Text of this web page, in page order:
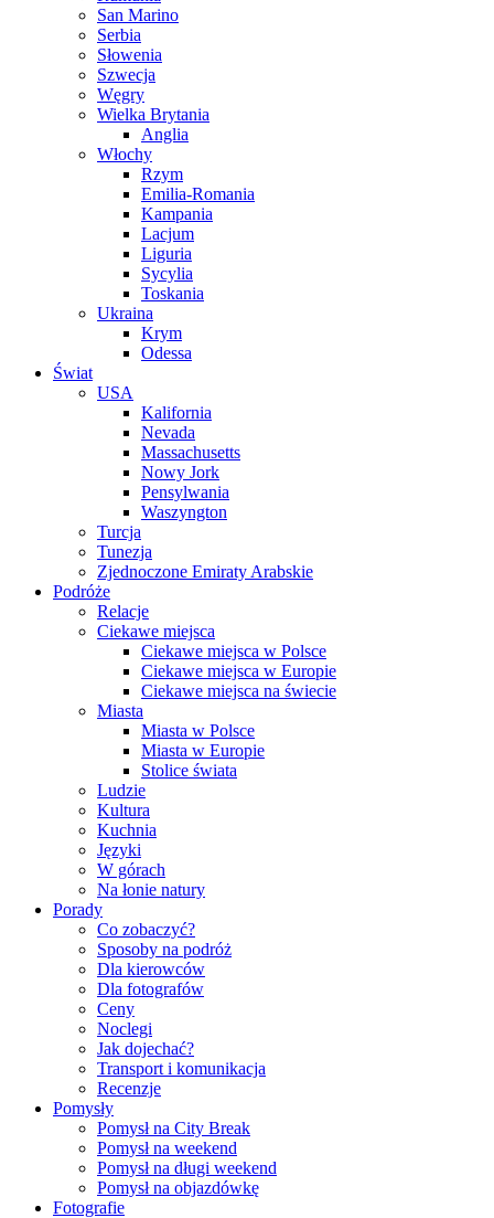
San Marino
Serbia
Słowenia
Szwecja
Węgry
Wielka Brytania
Anglia
Włochy
Rzym
Emilia-Romania
Kampania
Lacjum
Liguria
Sycylia
Toskania
Ukraina
Krym
Odessa
Świat
USA
Kalifornia
Nevada
Massachusetts
Nowy Jork
Pensylwania
Waszyngton
Turcja
Tunezja
Zjednoczone Emiraty Arabskie
Podróże
Relacje
Ciekawe miejsca
Ciekawe miejsca w Polsce
Ciekawe miejsca w Europie
Ciekawe miejsca na świecie
Miasta
Miasta w Polsce
Miasta w Europie
Stolice świata
Ludzie
Kultura
Kuchnia
Języki
W górach
Na łonie natury
Porady
Co zobaczyć?
Sposoby na podróż
Dla kierowców
Dla fotografów
Ceny
Noclegi
Jak dojechać?
Transport i komunikacja
Recenzje
Pomysły
Pomysł na City Break
Pomysł na weekend
Pomysł na długi weekend
Pomysł na objazdówkę
Fotografie